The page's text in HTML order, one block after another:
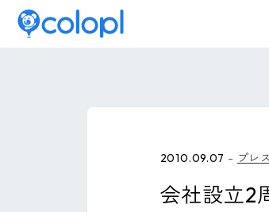
2010.09.07 プレ
会社設立2